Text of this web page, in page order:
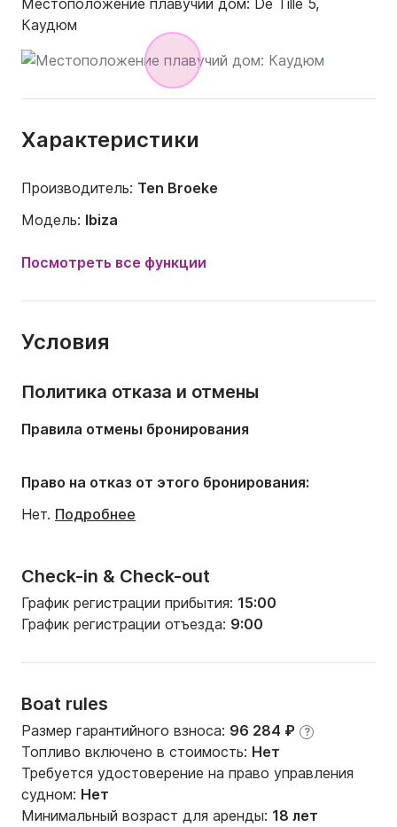
Местоположение плавучий дом: De Tille 5,
Каудюм
Характеристики
Производитель: Ten Broeke
Модель: Ibiza
Сила тяги:1m
Количество санузлов:1
Посмотреть все функции
Условия
Check-in & Check-out
График регистрации прибытия: 15:00
График регистрации отъезда: 9:00
Boat rules
Размер гарантийного взноса: 96 284 ₽ ?
Топливо включено в стоимость: Нет
Требуется удостоверение на право управления
судном: Нет
Минимальный возраст для аренды: 18 лет
Политика отказа и отмены
Правила отмены бронирования
Право на отказ от этого бронирования:
Нет. Подробнее